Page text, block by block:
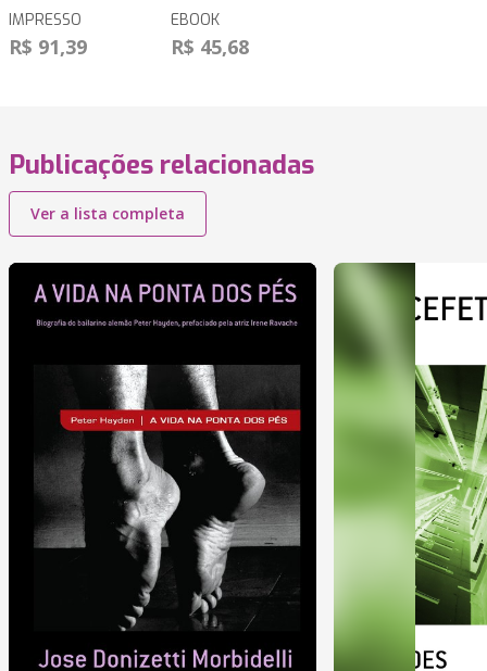
IMPRESSO
R$ 91,39
EBOOK
R$ 45,68
Publicações relacionadas
Ver a lista completa